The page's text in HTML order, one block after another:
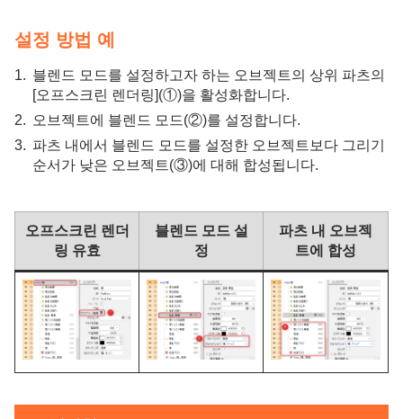
설정 방법 예
블렌드 모드를 설정하고자 하는 오브젝트의 상위 파츠의
[오프스크린 렌더링](①)을 활성화합니다.
오브젝트에 블렌드 모드(②)를 설정합니다.
파츠 내에서 블렌드 모드를 설정한 오브젝트보다 그리기
순서가 낮은 오브젝트(③)에 대해 합성됩니다.
오프스크린 렌더
링 유효
블렌드 모드 설
정
파츠 내 오브젝
트에 합성